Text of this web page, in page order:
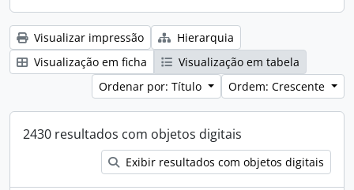
Visualizar impressão
Hierarquia
Visualização em ficha
Visualização em tabela
Ordenar por: Título
Ordem: Crescente
2430 resultados com objetos digitais
Exibir resultados com objetos digitais